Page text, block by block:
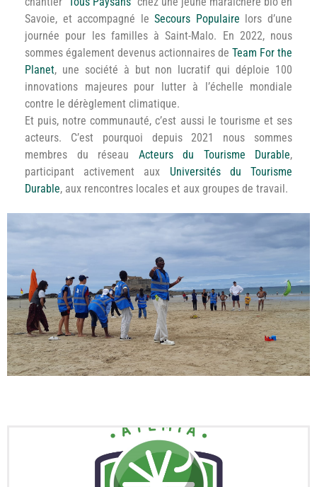
Savoie, et accompagné leSecours Populaire lors d’une
journée pour les familles à Saint-Malo. En 2022, nous
sommes également devenus actionnaires de Team For the
Planet, une société à but non lucratif qui déploie 100
innovations majeures pour lutter à l’échelle mondiale
contre le dérèglement climatique.
Et puis, notre communauté, c’est aussi le tourisme et ses
acteurs. C’est pourquoi depuis 2021 nous sommes
membres du réseau Acteurs du Tourisme Durable,
participant activement aux Universités du Tourisme
Durable, aux rencontres locales et aux groupes de travail.